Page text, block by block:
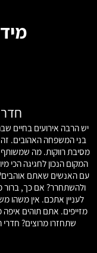
יש הרבה אירועים בחיים
בני המשפחה האהובים. זה
מסיבת רווקות. מה
המקום הנכון לחגיגה הכי
עם האנשים שאתם
ולהשתחרר? אם כך, ברור
לעניין אתכם. אין משהו
מזייפים. אתם תוהים איפה
שתחזרו מרוצים?